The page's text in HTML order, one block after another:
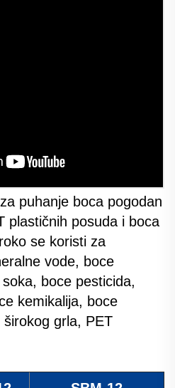
puhanje boca pogodan
plastičnih posuda i boca
se koristi za
vode, boce
boce pesticida,
kemikalija, boce
grla, PET